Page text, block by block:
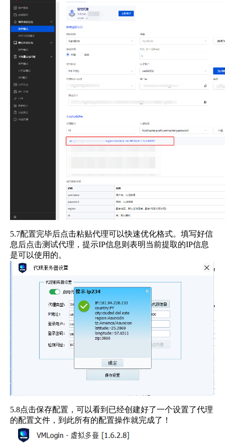
5.7配置完毕后点击粘贴代理可以快速优化格式。填写好信
息后点击测试代理，提示IP信息则表明当前提取的IP信息
是可以使用的。
5.8点击保存配置，可以看到已经创建好了一个设置了代理
的配置文件，到此所有的配置操作就完成了！